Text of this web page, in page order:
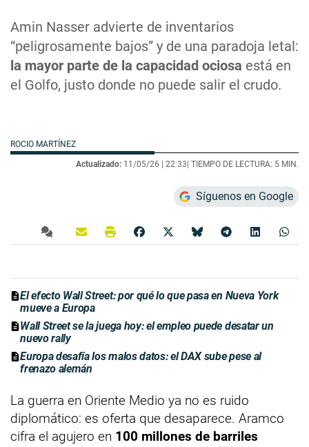
Amin Nasser advierte de inventarios
“peligrosamente bajos” y de una paradoja letal:
la mayor parte de la capacidad ociosa está en
el Golfo, justo donde no puede salir el crudo.
ROCIO MARTÍNEZ
Actualizado: 11/05/26 | 22:33 | TIEMPO DE LECTURA: 5 MIN.
Síguenos en Google
El efecto Wall Street: por qué lo que pasa en Nueva York
mueve a Europa
Wall Street se la juega hoy: el empleo puede desatar un
nuevo rally
Europa desafía los malos datos: el DAX sube pese al
frenazo alemán
La guerra en Oriente Medio ya no es ruido
diplomático: es oferta que desaparece. Aramco
cifra el agujero en 100 millones de barriles